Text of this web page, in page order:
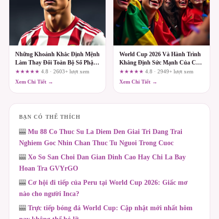
Những Khoảnh Khắc Định Mệnh
Làm Thay Đổi Toàn Bộ Số Phận
Của Cả Giải Đấu
★★★★★ 4.8 · 2603+ lượt xem
Xem Chi Tiết →
World Cup 2026 Và Hành Trình
Khẳng Định Sức Mạnh Của Các
Cường Quốc
★★★★★ 4.8 · 2949+ lượt xem
Xem Chi Tiết →
BẠN CÓ THỂ THÍCH
🎰 Mu 88 Co Thuc Su La Diem Den Giai Tri Dang Trai
Nghiem Goc Nhin Chan Thuc Tu Nguoi Trong Cuoc
🎰 Xo So San Choi Dan Gian Dinh Cao Hay Chi La Bay
Hoan Tra GVYrGO
🎰 Cơ hội đi tiếp của Peru tại World Cup 2026: Giấc mơ
nào cho người Inca?
🎰 Trực tiếp bóng đá World Cup: Cập nhật mới nhất hôm